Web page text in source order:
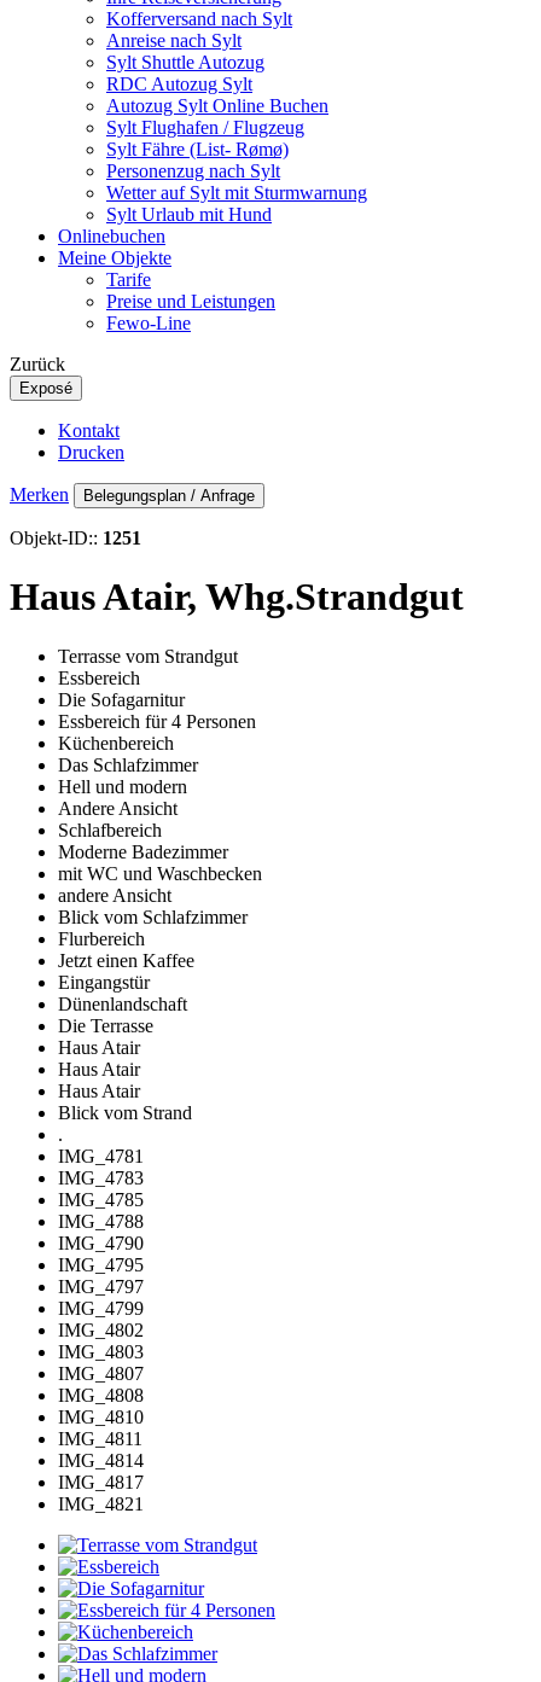
Kofferversand nach Sylt
Anreise nach Sylt
Sylt Shuttle Autozug
RDC Autozug Sylt
Autozug Sylt Online Buchen
Sylt Flughafen / Flugzeug
Sylt Fähre (List- Rømø)
Personenzug nach Sylt
Wetter auf Sylt mit Sturmwarnung
Sylt Urlaub mit Hund
Onlinebuchen
Meine Objekte
Tarife
Preise und Leistungen
Fewo-Line
Zurück
Exposé
Kontakt
Drucken
Merken Belegungsplan / Anfrage
Objekt-ID:: 1251
Haus Atair, Whg.Strandgut
Terrasse vom Strandgut
Essbereich
Die Sofagarnitur
Essbereich für 4 Personen
Küchenbereich
Das Schlafzimmer
Hell und modern
Andere Ansicht
Schlafbereich
Moderne Badezimmer
mit WC und Waschbecken
andere Ansicht
Blick vom Schlafzimmer
Flurbereich
Jetzt einen Kaffee
Eingangstür
Dünenlandschaft
Die Terrasse
Haus Atair
Haus Atair
Haus Atair
Blick vom Strand
.
IMG_4781
IMG_4783
IMG_4785
IMG_4788
IMG_4790
IMG_4795
IMG_4797
IMG_4799
IMG_4802
IMG_4803
IMG_4807
IMG_4808
IMG_4810
IMG_4811
IMG_4814
IMG_4817
IMG_4821